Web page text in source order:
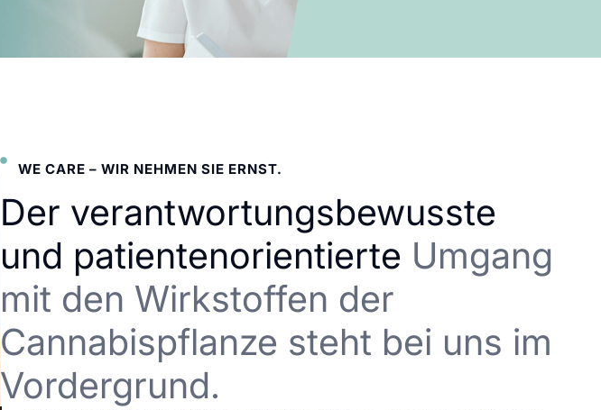
WE CARE – WIR NEHMEN SIE ERNST.
Der verantwortungsbewusste
und patientenorientierte Umgang
mit den Wirkstoffen der
Cannabispflanze steht bei uns im
Vordergrund.